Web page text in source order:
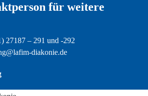
für weitere
27187 – 291 und -292
diakonie.de